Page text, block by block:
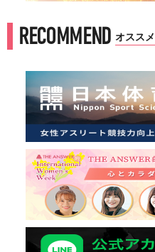
RECOMMEND オスス